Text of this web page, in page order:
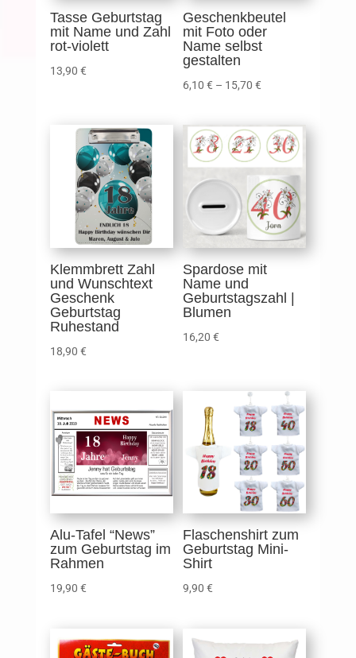
Tasse Geburtstag
mit Name und Zahl
rot-violett
13,90 €
Geschenkbeutel
mit Foto oder
Name selbst
gestalten
6,10€ – 15,70€
Klemmbrett Zahl
und Wunschtext
Geschenk
Geburtstag
Ruhestand
18,90 €
Spardose mit
Name und
Geburtstagszahl |
Blumen
16,20€
Alu-Tafel “News”
zum Geburtstag im
Rahmen
19,90 €
Flaschenshirt zum
Geburtstag Mini-
Shirt
9,90€